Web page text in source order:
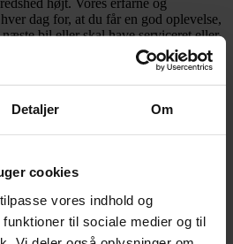
Detaljer Om
cookies
vores indhold og
til sociale medier og til
højt. Vores erfarne og
dag for, at du får en god oplevelse,
bil eller skal have serviceret eller